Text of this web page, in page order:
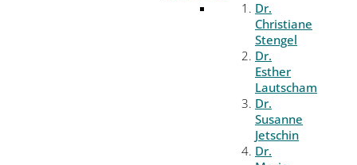
Dr.
Christiane
Stengel
Dr.
Esther
Lautscham
Dr.
Susanne
Jetschin
Dr.